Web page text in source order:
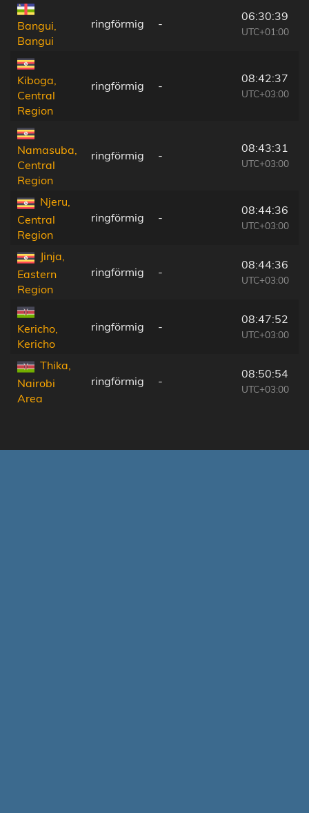
Bangui,
Bangui
ringförmig -
06:30:39
UTC+01:00
Kiboga,
Central
Region
ringförmig -
08:42:37
UTC+03:00
Namasuba,
Central
Region
ringförmig -
08:43:31
UTC+03:00
Njeru,
Central
Region
ringförmig -
08:44:36
UTC+03:00
Jinja,
Eastern
Region
ringförmig -
08:44:36
UTC+03:00
Kericho,
Kericho
ringförmig -
08:47:52
UTC+03:00
Thika,
Nairobi
Area
ringförmig -
08:50:54
UTC+03:00